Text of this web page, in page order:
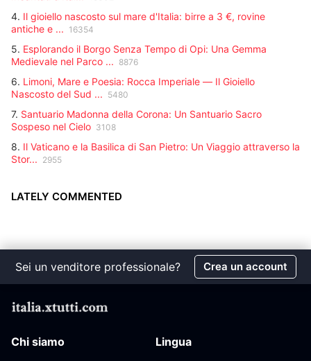
4. Il gioiello nascosto sul mare d'Italia: birre a 3 €, rovine
antiche e ... 16354
5. Esplorando il Borgo Senza Tempo di Opi: Una Gemma
Medievale nel Parco ... 8876
6. Limoni, Mare e Poesia: Rocca Imperiale — Il Gioiello
Nascosto del Sud ... 5480
7. Santuario Madonna della Corona: Un Santuario Sacro
Sospeso nel Cielo 3108
8. Il Vaticano e la Basilica di San Pietro: Un Viaggio attraverso la
Stor... 2955
LATELY COMMENTED
Sei un venditore professionale? Crea un account
Chi siamo Lingua